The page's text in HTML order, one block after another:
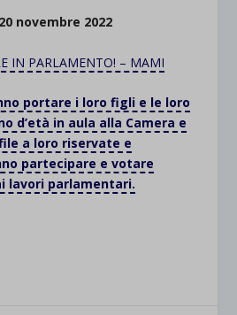
novembre 2022
IN PARLAMENTO! – MAMI
portare i loro figli e le loro
d’età in aula alla Camera e
a loro riservate e
partecipare e votare
lavori parlamentari.